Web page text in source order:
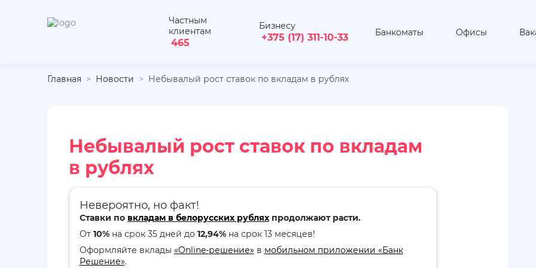
Частным
клиентам
465
Бизнесу
+375 (17) 311-10-33 Банкоматы Офисы
Главная Новости Небывалый рост ставок по вкладам в рублях
Небывалый рост ставок по вкладам
в рублях
Невероятно, но факт!
Ставки по вкладам в белорусских рубляхпродолжают расти.
От 10%на срок 35 дней до 12,94%на срок 13 месяцев!
Оформляйте вклады «Online-решение» в мобильном приложении «Банк
Решение».